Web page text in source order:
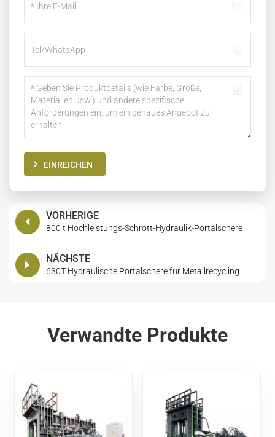
EINREICHEN
VORHERIGE
800 t Hochleistungs-Schrott-Hydraulik-Portalschere
NÄCHSTE
630T Hydraulische Portalschere für Metallrecycling
Verwandte Produkte